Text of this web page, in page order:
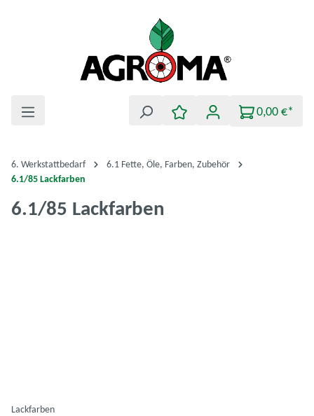
0,00 €*
6. Werkstattbedarf
6.1 Fette, Öle, Farben, Zubehör
6.1/85 Lackfarben
6.1/85 Lackfarben
Lackfarben